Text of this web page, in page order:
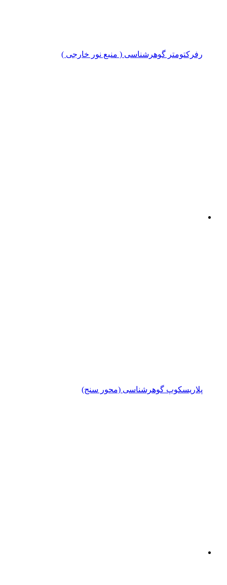
گوهرشناسی ( منبع نور خارجی )
گوهرشناسی (محور سنج)